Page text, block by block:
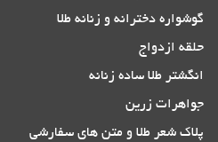
گوشواره دخترانه و زنانه طلا
حلقه ازدواج
انگشتر طلا ساده زنانه
جواهرات زرین
پلاک شعر طلا و متن های سفارشی